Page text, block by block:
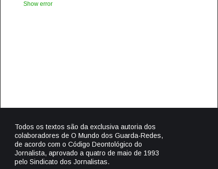
Show error
Todos os textos são da exclusiva autoria dos
colaboradores de O Mundo dos Guarda-Redes,
de acordo com o Código Deontológico do
Jornalista, aprovado a quatro de maio de 1993
pelo Sindicato dos Jornalistas.